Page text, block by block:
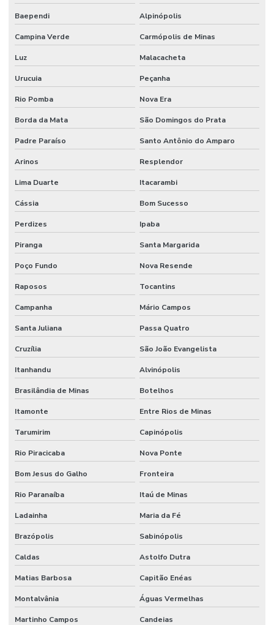
Baependi Alpinópolis
Campina Verde Carmópolis de Minas
Luz Malacacheta
Urucuia Peçanha
Rio Pomba Nova Era
Borda da Mata São Domingos do Prata
Padre Paraíso Santo Antônio do Amparo
Arinos Resplendor
Lima Duarte Itacarambi
Cássia Bom Sucesso
Perdizes Ipaba
Piranga Santa Margarida
Poço Fundo Nova Resende
Raposos Tocantins
Campanha Mário Campos
Santa Juliana Passa Quatro
Cruzília São João Evangelista
Itanhandu Alvinópolis
Brasilândia de Minas Botelhos
Itamonte Entre Rios de Minas
Tarumirim Capinópolis
Rio Piracicaba Nova Ponte
Bom Jesus do Galho Fronteira
Rio Paranaíba Itaú de Minas
Ladainha Maria da Fé
Brazópolis Sabinópolis
Caldas Astolfo Dutra
Matias Barbosa Capitão Enéas
Montalvânia Águas Vermelhas
Martinho Campos Candeias